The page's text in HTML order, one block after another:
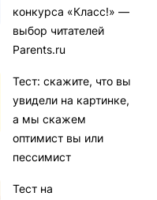
конкурса «Класс!» —
выбор читателей
Parents.ru
Тест: скажите, что вы
увидели на картинке,
а мы скажем
оптимист вы или
пессимист
Тест на